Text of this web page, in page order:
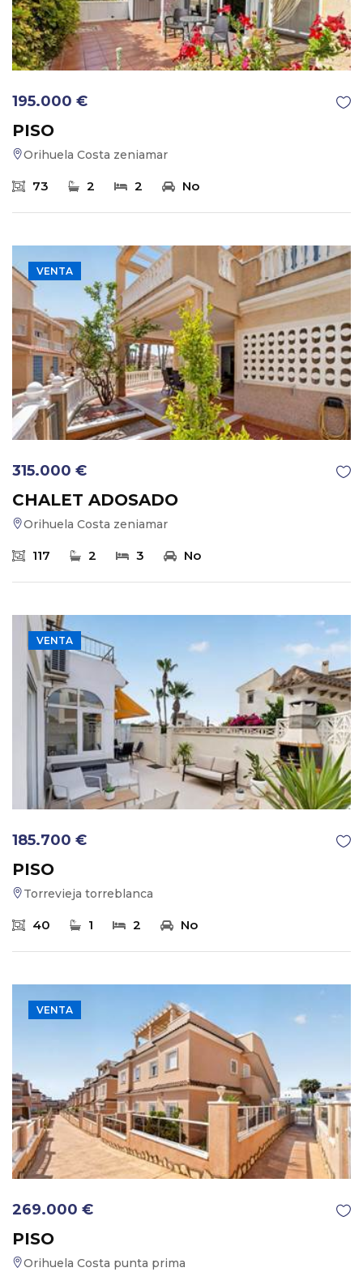
195.000 €
PISO
Orihuela Costa zeniamar
73 2 2 No
VENTA
315.000 €
CHALET ADOSADO
Orihuela Costa zeniamar
117 2 3 No
VENTA
185.700 €
PISO
Torrevieja torreblanca
40 1 2 No
VENTA
269.000 €
PISO
Orihuela Costa punta prima